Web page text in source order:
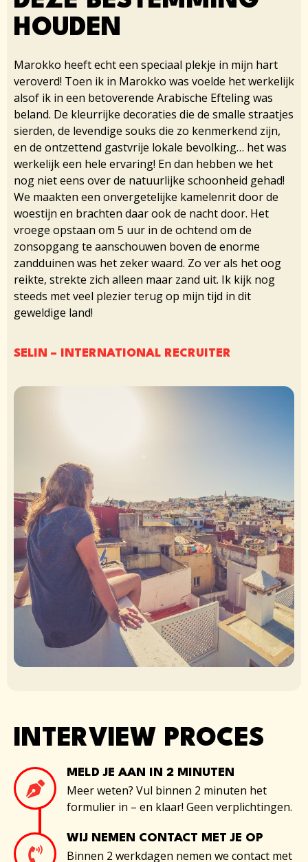
HOUDEN
Marokko heeft echt een speciaal plekje in mijn hart
veroverd! Toen ik in Marokko was voelde het werkelijk
alsof ik in een betoverende Arabische Efteling was
beland. De kleurrijke decoraties die de smalle straatjes
sierden, de levendige souks die zo kenmerkend zijn,
en de ontzettend gastvrije lokale bevolking… het was
werkelijk een hele ervaring! En dan hebben we het
nog niet eens over de natuurlijke schoonheid gehad!
We maakten een onvergetelijke kamelenrit door de
woestijn en brachten daar ook de nacht door. Het
vroege opstaan om 5 uur in de ochtend om de
zonsopgang te aanschouwen boven de enorme
zandduinen was het zeker waard. Zo ver als het oog
reikte, strekte zich alleen maar zand uit. Ik kijk nog
steeds met veel plezier terug op mijn tijd in dit
geweldige land!
SELIN – INTERNATIONAL RECRUITER
INTERVIEW PROCES
MELD JE AAN IN 2 MINUTEN
Meer weten? Vul binnen 2 minuten het
formulier in – en klaar! Geen verplichtingen.
WIJ NEMEN CONTACT MET JE OP
Binnen 2 werkdagen nemen we contact met